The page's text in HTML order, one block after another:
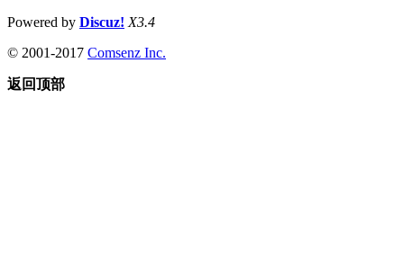
Powered by Discuz! X3.4
© 2001-2017 Comsenz Inc.
返回顶部